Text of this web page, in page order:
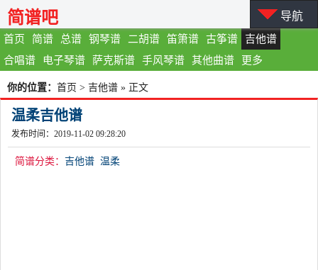
首页 简谱 总谱 钢琴谱 二胡谱 笛箫谱 古筝谱
吉他谱
合唱谱
电子琴谱 萨克斯谱 手风琴谱 其他曲谱 更多
简谱吧 导航
你的位置： 首页 > 吉他谱 » 正文
温柔吉他谱
发布时间：2019-11-02 09:28:20
简谱分类： 吉他谱 温柔